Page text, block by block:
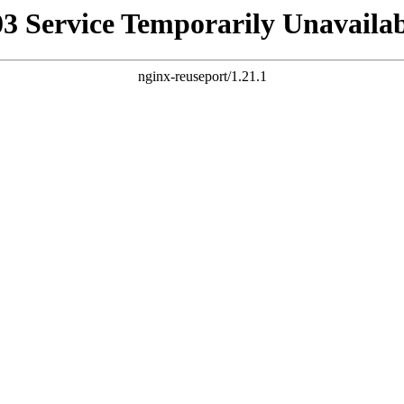
Service Temporarily
nginx-reuseport/1.21.1